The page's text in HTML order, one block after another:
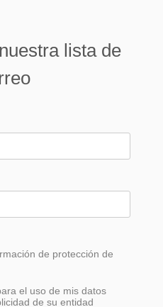
lista de
de protección de
el uso de mis datos
de su entidad